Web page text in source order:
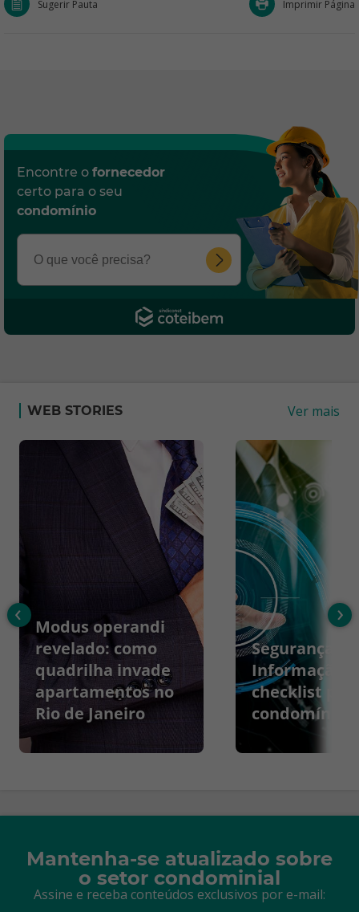
Sugerir Pauta Imprimir Página
Encontre o fornecedor
certo para o seu
condomínio
WEB STORIES Ver mais
Modus operandi
revelado: como
quadrilha invade
apartamentos no
Rio de Janeiro
Segurança da
Informação:
checklist
condomínios
‹ ›
Mantenha-se atualizado sobre
o setor condominial
Assine e receba conteúdos exclusivos por e-mail: